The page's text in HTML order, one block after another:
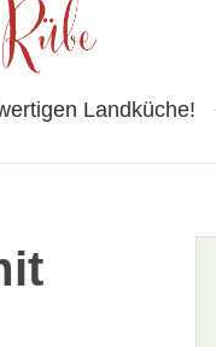
Landküche!